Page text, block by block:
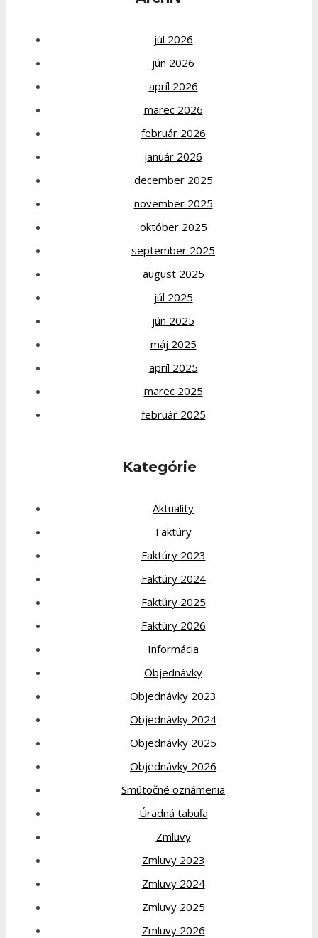
júl 2026
jún 2026
apríl 2026
marec 2026
február 2026
január 2026
december 2025
november 2025
október 2025
september 2025
august 2025
júl 2025
jún 2025
máj 2025
apríl 2025
marec 2025
február 2025
Kategórie
Aktuality
Faktúry
Faktúry 2023
Faktúry 2024
Faktúry 2025
Faktúry 2026
Informácia
Objednávky
Objednávky 2023
Objednávky 2024
Objednávky 2025
Objednávky 2026
Smútočné oznámenia
Úradná tabuľa
Zmluvy
Zmluvy 2023
Zmluvy 2024
Zmluvy 2025
Zmluvy 2026